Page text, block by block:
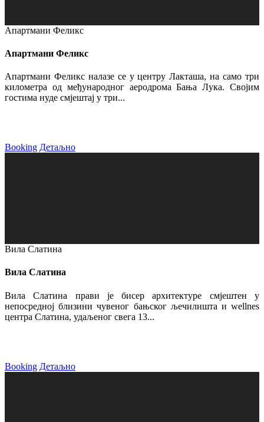
Апартмани Феликс
Апартмани Феликс
Апартмани Феликс налазе се у центру Лакташа, на само три
километра од међународног аеродрома Бања Лука. Својим
гостима нуде смјештај у три...
Booking Детаљно
Вила Слатина
Вила Слатина
Вила Слатина прави је бисер архитектуре смјештен у
непосредној близини чувеног бањског љечилишта и wellnes
центра Слатина, удаљеног свега 13...
Booking Детаљно